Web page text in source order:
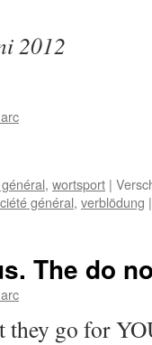
2012
, wortsport |
général, verblödung |
The do
they go for